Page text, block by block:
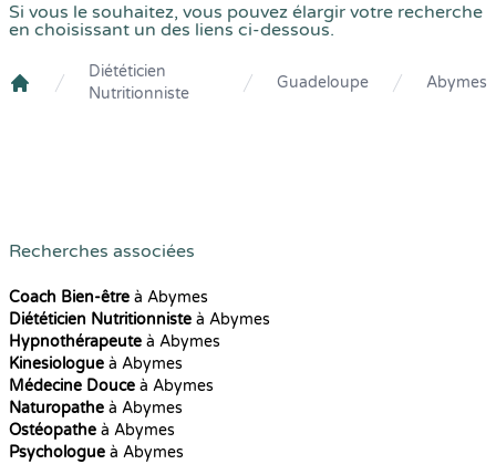
Si vous le souhaitez, vous pouvez élargir votre recherche
en choisissant un des liens ci-dessous.
Crenolibre
Diététicien
Nutritionniste
Guadeloupe Abymes
Recherches associées
Coach Bien-être à Abymes
Diététicien Nutritionniste à Abymes
Hypnothérapeute à Abymes
Kinesiologue à Abymes
Médecine Douce à Abymes
Naturopathe à Abymes
Ostéopathe à Abymes
Psychologue à Abymes